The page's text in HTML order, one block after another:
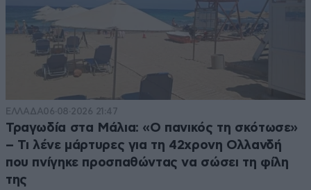
ΕΛΛΑΔΑ06·08·2026 21:47
Τραγωδία στα Μάλια: «Ο πανικός τη σκότωσε»
– Τι λένε μάρτυρες για τη 42χρονη Ολλανδή
που πνίγηκε προσπαθώντας να σώσει τη φίλη
της